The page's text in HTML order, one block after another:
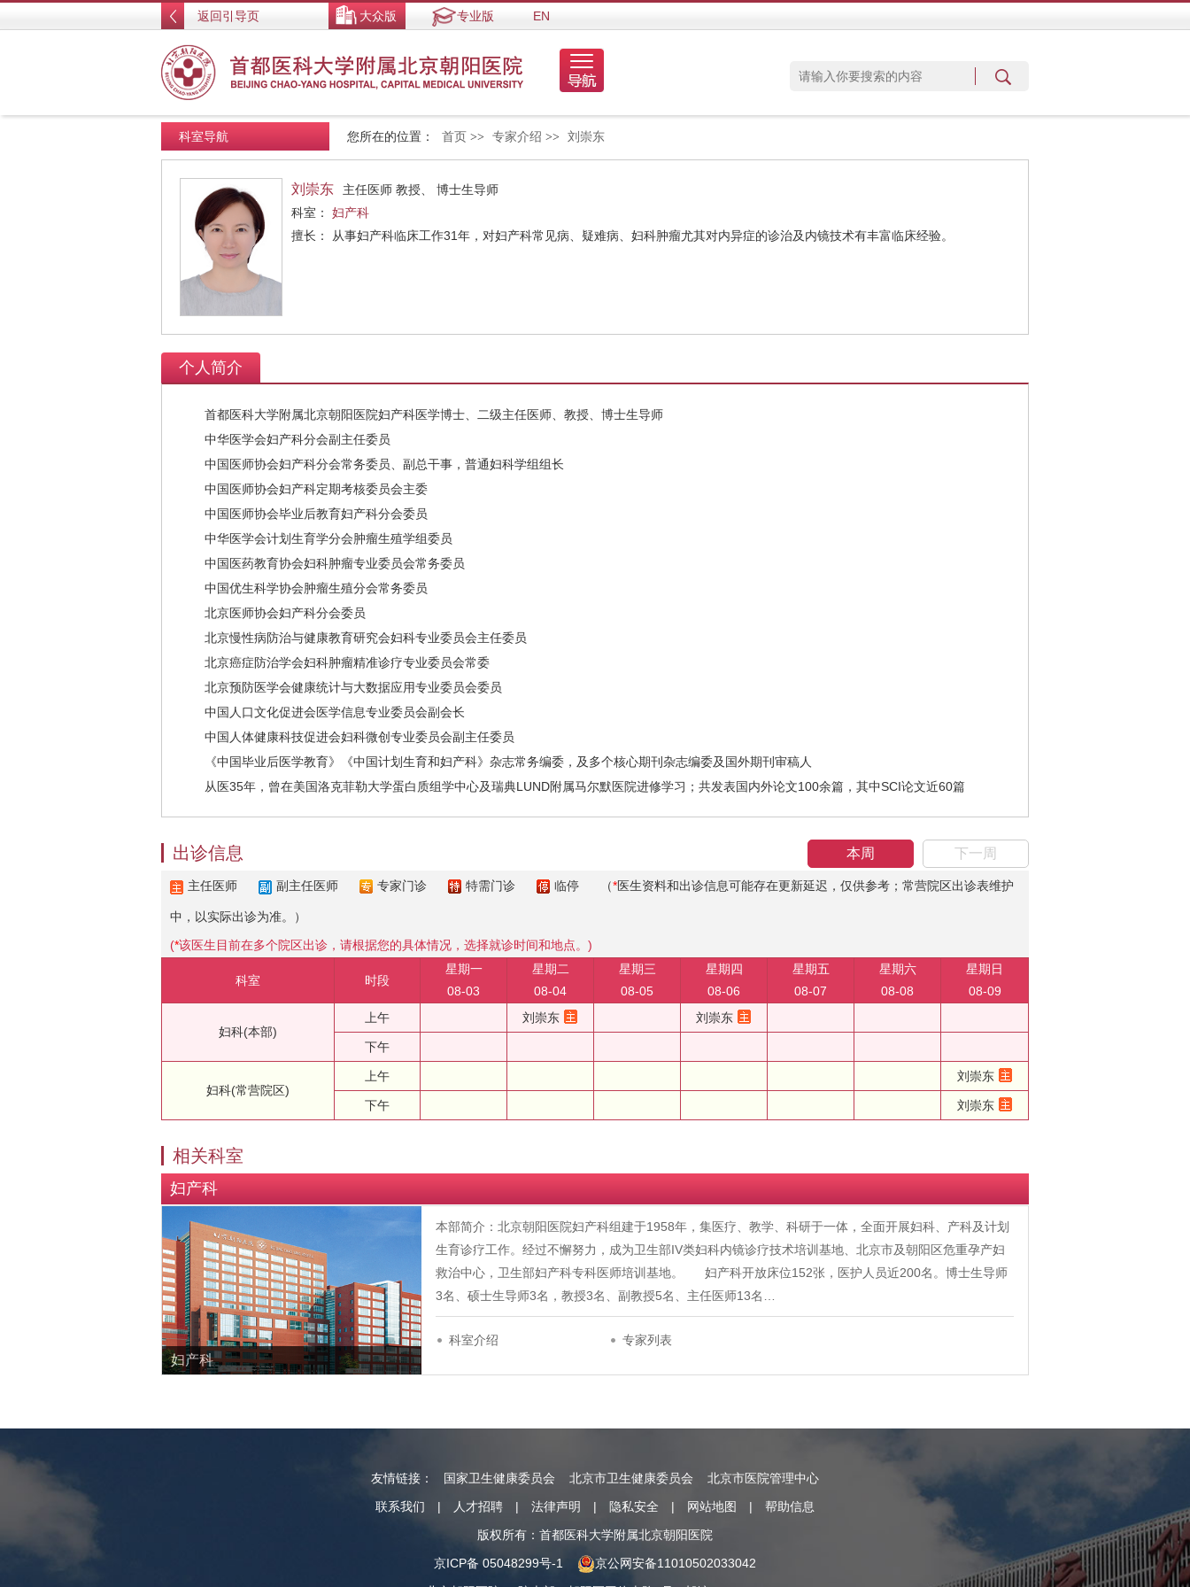
返回引导页 大众版 专业版 EN
您所在的位置： 首页 >> 专家介绍 >> 刘崇东
科室导航
刘崇东
主任医师 教授、 博士生导师
科室： 妇产科
擅长： 从事妇产科临床工作31年，对妇产科常见病、疑难病、妇科肿瘤尤其对内异症的诊治及内镜技术有丰富临床经验。
个人简介
⾸都医科⼤学附属北京朝阳医院妇产科医学博⼠、二级主任医师、教授、博⼠⽣导师
中华医学会妇产科分会副主任委员
中国医师协会妇产科分会常务委员、副总⼲事，普通妇科学组组⻓
中国医师协会妇产科定期考核委员会主委
中国医师协会毕业后教育妇产科分会委员
中华医学会计划⽣育学分会肿瘤⽣殖学组委员
中国医药教育协会妇科肿瘤专业委员会常务委员
中国优⽣科学协会肿瘤⽣殖分会常务委员
北京医师协会妇产科分会委员
北京慢性病防治与健康教育研究会妇科专业委员会主任委员
北京癌症防治学会妇科肿瘤精准诊疗专业委员会常委
北京预防医学会健康统计与⼤数据应⽤专业委员会委员
中国⼈⼝⽂化促进会医学信息专业委员会副会⻓
中国人体健康科技促进会妇科微创专业委员会副主任委员
《中国毕业后医学教育》《中国计划⽣育和妇产科》杂志常务编委，及多个核⼼期刊杂志编委及国外期刊审稿⼈
从医35年，曾在美国洛克菲勒大学蛋白质组学中心及瑞典LUND附属马尔默医院进修学习；共发表国内外论文100余篇，其中SCI论文近60篇
本周 下一周
出诊信息
主任医师 副主任医师 专家门诊 特需门诊 临停 （*医生资料和出诊信息可能存在更新延迟，仅供参考；常营院区出诊表维护
中，以实际出诊为准。）
(*该医生目前在多个院区出诊，请根据您的具体情况，选择就诊时间和地点。)
科室 时段
星期一
08-03
星期二
08-04
星期三
08-05
星期四
08-06
星期五
08-07
星期六
08-08
星期日
08-09
妇科(本部)
上午 刘崇东 刘崇东
下午
妇科(常营院区)
上午 刘崇东
下午 刘崇东
相关科室
妇产科
妇产科
本部简介：北京朝阳医院妇产科组建于1958年，集医疗、教学、科研于一体，全面开展妇科、产科及计划
生育诊疗工作。经过不懈努力，成为卫生部IV类妇科内镜诊疗技术培训基地、北京市及朝阳区危重孕产妇
救治中心，卫生部妇产科专科医师培训基地。 妇产科开放床位152张，医护人员近200名。博士生导师
3名、硕士生导师3名，教授3名、副教授5名、主任医师13名…
科室介绍 专家列表
友情链接： 国家卫生健康委员会 北京市卫生健康委员会
北京市医院管理中心
联系我们
| 人才招聘 | 法律声明 | 隐私安全 | 网站地图 |
帮助信息
版权所有：首都医科大学附属北京朝阳医院
京ICP备 05048299号-1
京公网安备11010502033042